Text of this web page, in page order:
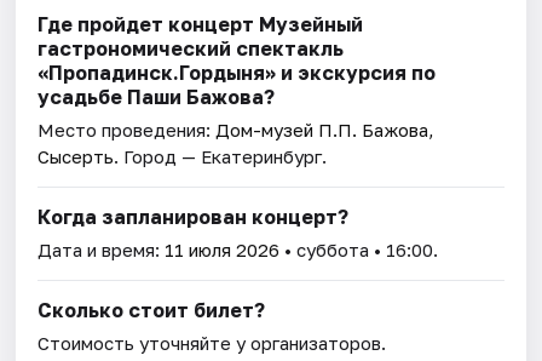
Где пройдет концерт Музейный
гастрономический спектакль
«Пропадинск.Гордыня» и экскурсия по
усадьбе Паши Бажова?
Место проведения: Дом-музей П.П. Бажова,
Сысерть. Город — Екатеринбург.
Когда запланирован концерт?
Дата и время: 11 июля 2026 • суббота • 16:00.
Сколько стоит билет?
Стоимость уточняйте у организаторов.